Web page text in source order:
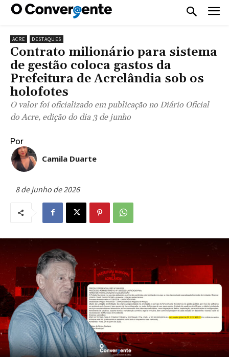
ACRE DESTAQUES
Contrato milionário para sistema
de gestão coloca gastos da
Prefeitura de Acrelândia sob os
holofotes
O valor foi oficializado em publicação no Diário Oficial
do Acre, edição do dia 3 de junho
Por
Camila Duarte
8 de junho de 2026